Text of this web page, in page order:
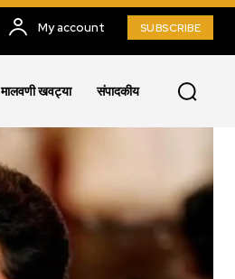
My account SUBSCRIBE
मालवणी खवट्या संपादकीय